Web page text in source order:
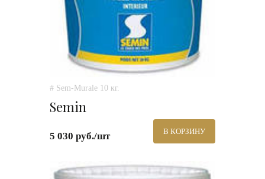
# Sem-Murale 10 кг.
Semin
5 030 руб./шт В КОРЗИНУ